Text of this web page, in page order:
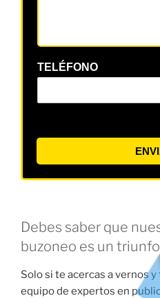
TELÉFONO
Debes saber que
buzoneo es un
Solo si te acercas a vernos
equipo de expertos en